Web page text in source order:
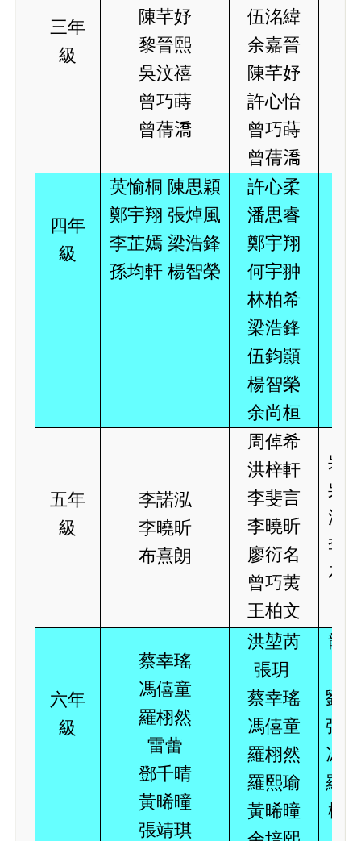
三年
級
陳芊妤
黎晉熙
吳汶禧
曾巧蒔
曾蒨𣾷
伍洺緯
余嘉晉
陳芊妤
許心怡
曾巧蒔
曾蒨𣾷
四年
級
英愉桐 陳思穎
鄭宇翔 張焯風
李芷嫣 梁浩鋒
孫均軒 楊智榮
許心柔
潘思睿
鄭宇翔
何宇翀
林柏希
梁浩鋒
伍鈞顥
楊智榮
余尚桓
五年
級
李諾泓
李曉昕
布熹朗
周倬希
洪梓軒
李斐言
李曉昕
廖衍名
曾巧荑
王柏文
吳
吳
洪
李
石
六年
級
蔡幸瑤
馮僖童
羅栩然
雷蕾
鄧千晴
黃晞曈
張靖琪
洪堃芮
張玥
蔡幸瑤
馮僖童
羅栩然
羅熙瑜
黃晞曈
龍
劉
張
馮
羅
楊